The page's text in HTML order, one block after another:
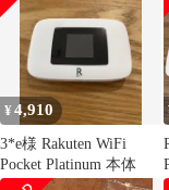
¥4,910
3*e様 Rakuten WiFi
Pocket Platinum 本体